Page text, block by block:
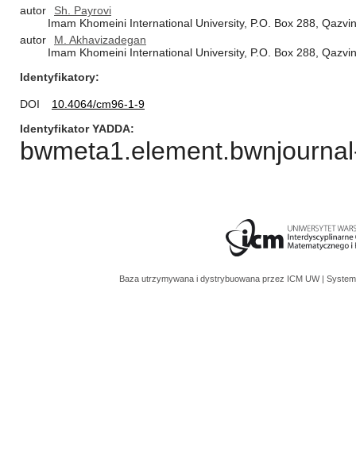
autor
Sh. Payrovi
Imam Khomeini International University, P.O. Box 288,
autor
M. Akhavizadegan
Imam Khomeini International University, P.O. Box 288,
Identyfikatory
DOI
10.4064/cm96-1-9
Identyfikator YADDA
Baza utrzymywana i dystrybuowana przez ICM UW |